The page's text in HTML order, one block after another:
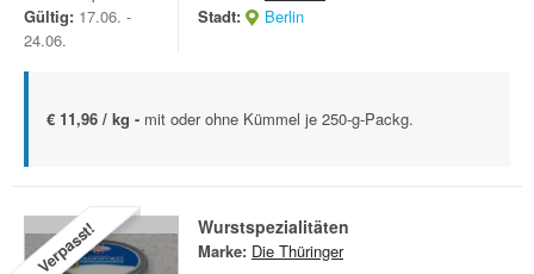
Gültig: 17.06. -
24.06.
Stadt:
Berlin
€ 11,96 / kg - mit oder ohne Kümmel je 250-g-Packg.
Verpasst! Wurstspezialitäten
Marke: Die Thüringer